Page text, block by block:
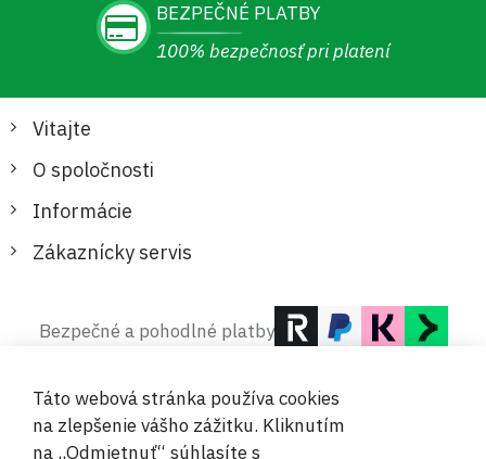
BEZPEČNÉ PLATBY
100% bezpečnosť pri platení
Vitajte
O spoločnosti
Informácie
Zákaznícky servis
Bezpečné a pohodlné platby
Táto webová stránka používa cookies
na zlepšenie vášho zážitku. Kliknutím
na „Odmietnuť“ súhlasíte s